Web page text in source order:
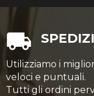
Utilizziamo i
veloci e puntuali.
Tutti gli ordini